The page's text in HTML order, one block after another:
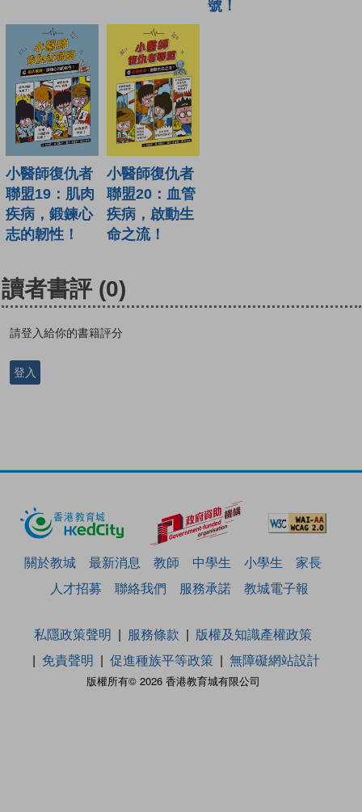
號！
小醫師復仇者
聯盟19：肌肉
疾病，鍛鍊心
志的韌性！
小醫師復仇者
聯盟20：血管
疾病，啟動生
命之流！
讀者書評 (0)
請登入給你的書籍評分
登入
關於教城 最新消息 教師 中學生 小學生
家長
人才招募
聯絡我們 服務承諾 教城電子報
版權所有© 2026 香港教育城有限公司
私隱政策聲明 服務條款
版權及知識產權政策
免責聲明
促進種族平等政策 無障礙網站設計